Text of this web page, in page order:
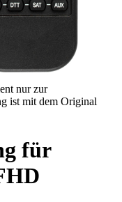
nur zur
ist mit dem Original
für